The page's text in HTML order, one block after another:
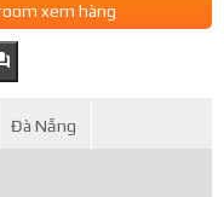
xem hàng
Đà Nẵng